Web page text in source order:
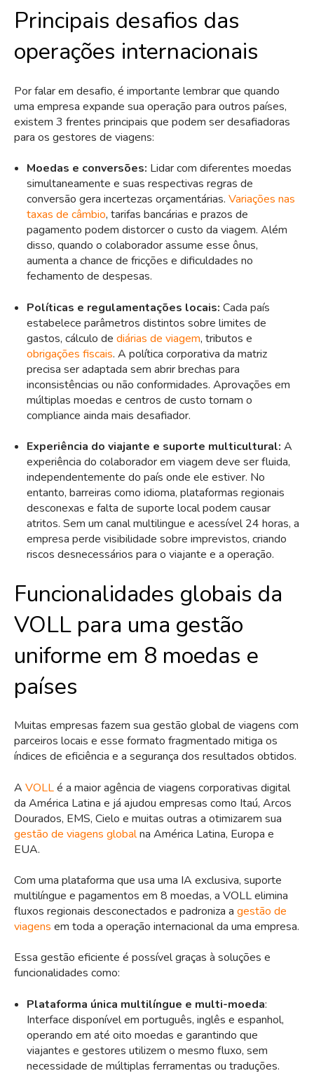
Principais desafios das
operações internacionais
Por falar em desafio, é importante lembrar que quando
uma empresa expande sua operação para outros países,
existem 3 frentes principais que podem ser desafiadoras
para os gestores de viagens:
Moedas e conversões: Lidar com diferentes moedas
simultaneamente e suas respectivas regras de
conversão gera incertezas orçamentárias. Variações nas
taxas de câmbio, tarifas bancárias e prazos de
pagamento podem distorcer o custo da viagem. Além
disso, quando o colaborador assume esse ônus,
aumenta a chance de fricções e dificuldades no
fechamento de despesas.
Políticas e regulamentações locais: Cada país
estabelece parâmetros distintos sobre limites de
gastos, cálculo de diárias de viagem, tributos e
obrigações fiscais. A política corporativa da matriz
precisa ser adaptada sem abrir brechas para
inconsistências ou não conformidades. Aprovações em
múltiplas moedas e centros de custo tornam o
compliance ainda mais desafiador.
Experiência do viajante e suporte multicultural: A
experiência do colaborador em viagem deve ser fluida,
independentemente do país onde ele estiver. No
entanto, barreiras como idioma, plataformas regionais
desconexas e falta de suporte local podem causar
atritos. Sem um canal multilingue e acessível 24 horas, a
empresa perde visibilidade sobre imprevistos, criando
riscos desnecessários para o viajante e a operação.
Funcionalidades globais da
VOLL para uma gestão
uniforme em 8 moedas e
países
Muitas empresas fazem sua gestão global de viagens com
parceiros locais e esse formato fragmentado mitiga os
índices de eficiência e a segurança dos resultados obtidos.
A VOLLé a maior agência de viagens corporativas digital
da América Latina e já ajudou empresas como Itaú, Arcos
Dourados, EMS, Cielo e muitas outras a otimizarem sua
gestão de viagens globalna América Latina, Europa e
EUA.
Com uma plataforma que usa uma IA exclusiva, suporte
multilíngue e pagamentos em 8 moedas, a VOLL elimina
fluxos regionais desconectados e padroniza a gestão de
viagens em toda a operação internacional da uma empresa.
Essa gestão eficiente é possível graças à soluções e
funcionalidades como:
Plataforma única multilíngue e multi-moeda:
Interface disponível em português, inglês e espanhol,
operando em até oito moedas e garantindo que
viajantes e gestores utilizem o mesmo fluxo, sem
necessidade de múltiplas ferramentas ou traduções.